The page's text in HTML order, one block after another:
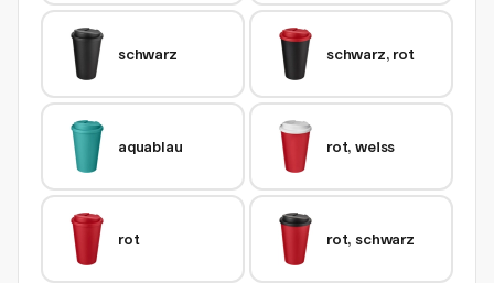
schwarz schwarz, rot
aquablau rot, weiss
rot rot, schwarz